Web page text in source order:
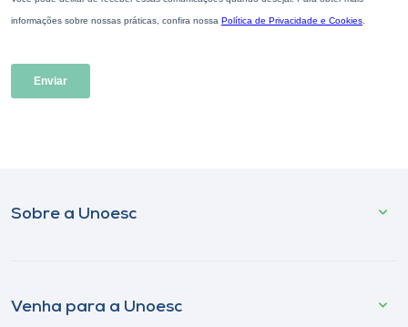
Sobre a Unoesc
Venha para a Unoesc